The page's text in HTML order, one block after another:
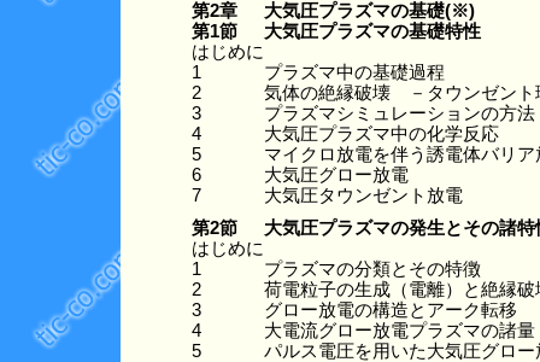
第2章
大気圧プラズマの基礎(※)
第1節
大気圧プラズマの基礎特性
はじめに
1
プラズマ中の基礎過程
2
気体の絶縁破壊 －タウンゼント
3
プラズマシミュレーションの方法
4
大気圧プラズマ中の化学反応
5
マイクロ放電を伴う誘電体バリア
6
大気圧グロー放電
7
大気圧タウンゼント放電
第2節
大気圧プラズマの発生とその諸特
はじめに
1
プラズマの分類とその特徴
2
荷電粒子の生成（電離）と絶縁破
3
グロー放電の構造とアーク転移
4
大電流グロー放電プラズマの諸量
5
パルス電圧を用いた大気圧グロ